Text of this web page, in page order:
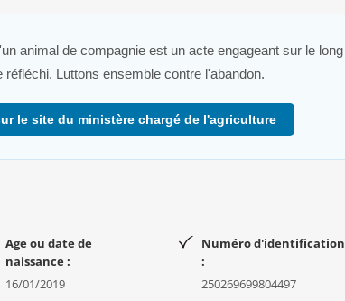
animal de compagnie est un acte engageant sur le long
réfléchi. Luttons ensemble contre l'abandon.
le site du ministère chargé de l'agriculture
Age ou date de
naissance :
16/01/2019
Numéro d'identification
:
250269699804497